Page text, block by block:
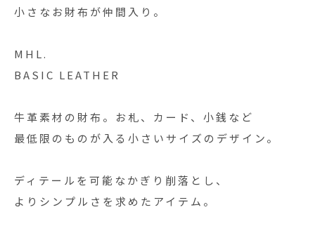
小さなお財布が仲間入り。
MHL.
BASIC LEATHER
牛革素材の財布。お札、カード、小銭など
最低限のものが入る小さいサイズのデザイン。
ディテールを可能なかぎり削落とし、
よりシンプルさを求めたアイテム。